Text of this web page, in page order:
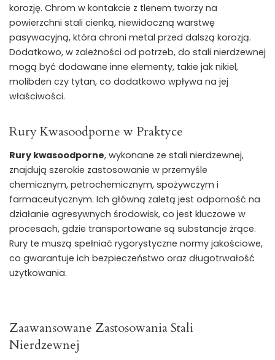
korozję. Chrom w kontakcie z tlenem tworzy na
powierzchni stali cienką, niewidoczną warstwę
pasywacyjną, która chroni metal przed dalszą korozją.
Dodatkowo, w zależności od potrzeb, do stali nierdzewnej
mogą być dodawane inne elementy, takie jak nikiel,
molibden czy tytan, co dodatkowo wpływa na jej
właściwości.
Rury Kwasoodporne w Praktyce
Rury kwasoodporne, wykonane ze stali nierdzewnej,
znajdują szerokie zastosowanie w przemyśle
chemicznym, petrochemicznym, spożywczym i
farmaceutycznym. Ich główną zaletą jest odporność na
działanie agresywnych środowisk, co jest kluczowe w
procesach, gdzie transportowane są substancje żrące.
Rury te muszą spełniać rygorystyczne normy jakościowe,
co gwarantuje ich bezpieczeństwo oraz długotrwałość
użytkowania.
Zaawansowane Zastosowania Stali
Nierdzewnej